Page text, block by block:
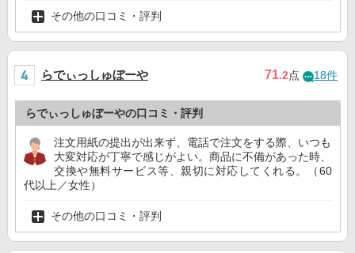
その他の口コミ・評判
らでぃっしゅぼーや 71.2点 18件
らでぃっしゅぼーやの口コミ・評判
注文用紙の提出が出来ず、電話で注文をする際、いつも
大変対応が丁寧で感じがよい。商品に不備があった時、
交換や無料サービス等、親切に対応してくれる。（60
代以上／女性）
その他の口コミ・評判